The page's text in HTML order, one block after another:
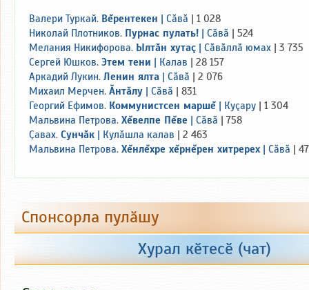
Валери Туркай. Вĕрентекен | Сăвă | 1 028
Николай Плотников. Пурнас пулать! | Сăвă | 524
Мелания Никифорова. Ылтăн хутаç | Сăвăллă юмах | 3 735
Сергей Юшков. Этем тени | Калав | 28 157
Аркадий Лукин. Ленин ялта | Сăвă | 2 076
Михаил Мерчен. Ăнтăлу | Сăвă | 831
Георгий Ефимов. Коммунистсен маршĕ | Куçару | 1 304
Мальвина Петрова. Хĕвелпе Пĕве | Сăвă | 758
Ҫавах. Сунчăк | Кулăшла калав | 2 463
Мальвина Петрова. Хĕнлĕхре хĕрнĕрен хитререх | Сăвă |
Спонсорла пулӑшу
+500
Хурал кӗтесӗ (чат)